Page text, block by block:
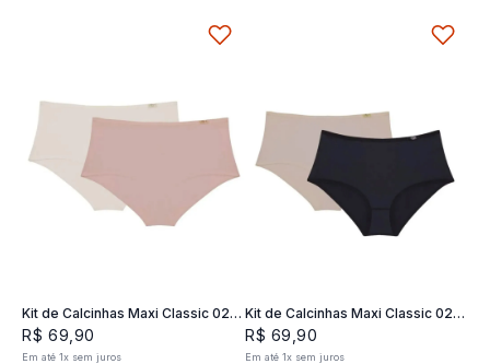
Kit de Calcinhas Maxi Classic 02 -
2 und
R$ 69 90
Em até1x sem juros
Kit de Calcinhas Maxi Classic 02 -
2 und
R$ 69 ,90
Em até 1x sem juros